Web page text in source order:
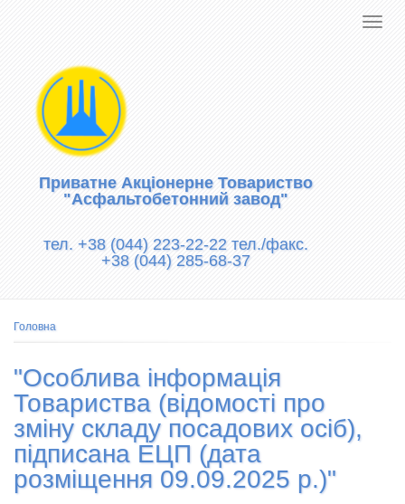
Приватне Акціонерне Товариство
"Асфальтобетонний завод"
тел. +38 (044) 223-22-22 тел./факс.
+38 (044) 285-68-37
Рядок
Головна
"Особлива інформація
Товариства (відомості про
зміну складу посадових осіб),
підписана ЕЦП (дата
розміщення 09.09.2025 р.)"